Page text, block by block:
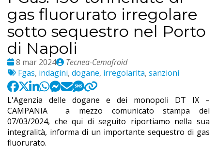
gas fluorurato irregolare
sotto sequestro nel Porto
di Napoli
Date
:
8 mar 2024
Publié
par
Tecnea-Cemafroid
Etichette:
Fgas, indagini, dogane, irregolarita, sanzioni
L'Agenzia delle dogane e dei monopoli DT IX –
CAMPANIA a mezzo comunicato stampa del
07/03/2024, che qui di seguito riportiamo nella sua
integralità, informa di un importante sequestro di gas
fluorurato.